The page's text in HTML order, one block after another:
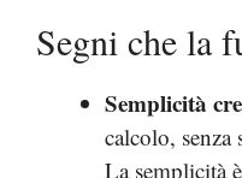
Segni che la
Semplicità
calcolo, senza
La semplicità